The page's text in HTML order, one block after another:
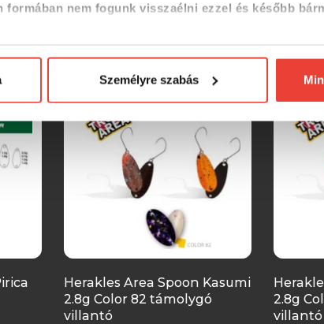
formában nem fogunk visszaélni ezzel és később
Személyre szabás
Herakles Area Spoon Kasumi
2.8g Color 82 támolygó
villantó
2.8g
villantó